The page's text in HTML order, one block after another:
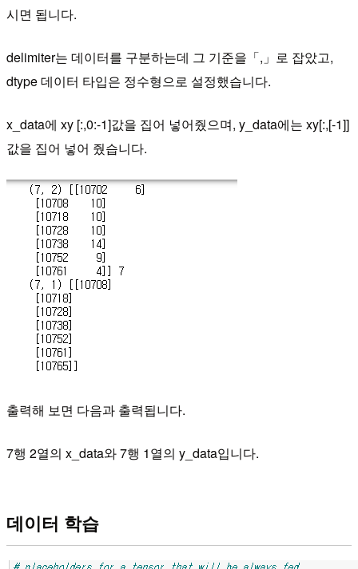
시면 됩니다.
delimiter는 데이터를 구분하는데 그 기준을「,」로 잡았고,
dtype 데이터 타입은 정수형으로 설정했습니다.
​x_data에 xy [:,0:-1]값을 집어 넣어줬으며, y_data에는 xy[:,[-1]]
값을 집어 넣어 줬습니다.
출력해 보면 다음과 출력됩니다.
7행 2열의 x_data와 7행 1열의 y_data입니다.
데이터 학습